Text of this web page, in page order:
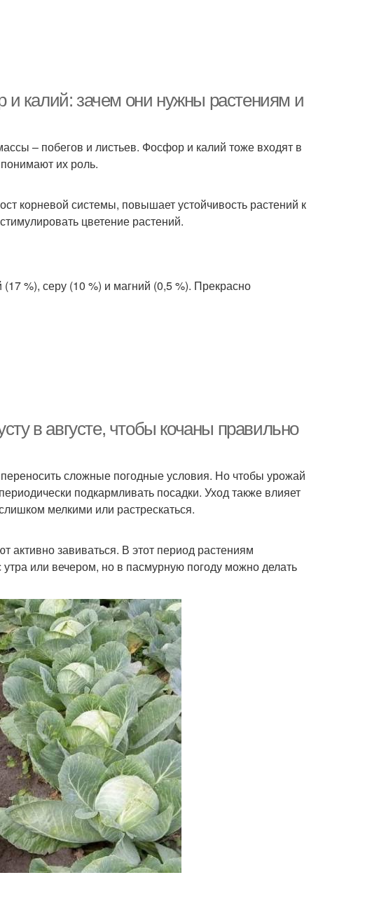
калий: зачем они нужны растениям и
– побегов и листьев. Фосфор и калий тоже входят в
их роль.
корневой системы, повышает устойчивость растений к
цветение растений.
%), серу (10 %) и магний (0,5 %). Прекрасно
в августе, чтобы кочаны правильно
сложные погодные условия. Но чтобы урожай
подкармливать посадки. Уход также влияет
мелкими или растрескаться.
активно завиваться. В этот период растениям
или вечером, но в пасмурную погоду можно делать